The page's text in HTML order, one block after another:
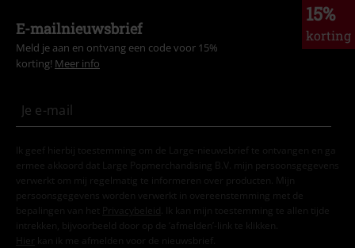
15%
korting
E-mailnieuwsbrief
Meld je aan en ontvang een code voor 15%
korting! Meer info
Ik geef hierbij toestemming om de Large-nieuwsbrief te ontvangen en ga
ermee akkoord dat Large Popmerchandising B.V. mijn persoonsgegevens
verwerkt om mij regelmatig te informeren over producten. Mijn
persoonsgegevens worden verwerkt in overeenstemming met de
bepalingen van het
Privacybeleid . Ik kan mijn toestemming te allen tijde
intrekken, bijvoorbeeld door op de ‘afmelden’-link te klikken.
Hier kan ik me afmelden voor de nieuwsbrief.